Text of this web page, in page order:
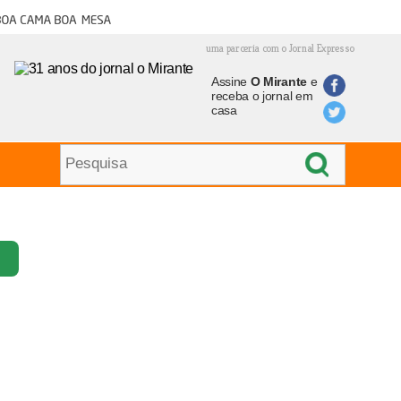
cama boa mesa
uma parceria com o Jornal Expresso
Assine O Mirantee
receba o jornal em
casa